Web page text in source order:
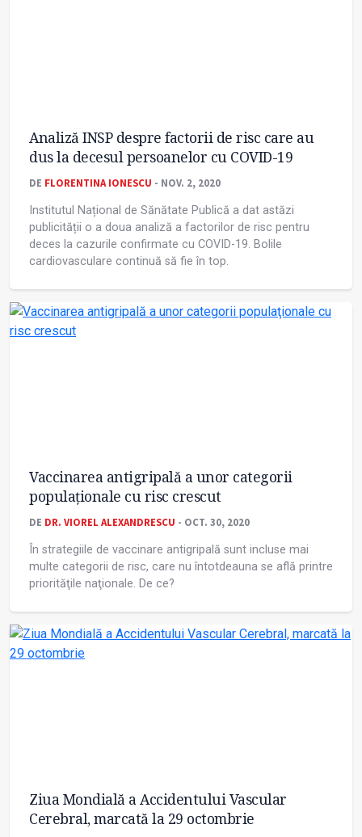
Analiză INSP despre factorii de risc care au
dus la decesul persoanelor cu COVID-19
DE FLORENTINA IONESCU - NOV. 2, 2020
Institutul Național de Sănătate Publică a dat astăzi
publicității o a doua analiză a factorilor de risc pentru
deces la cazurile confirmate cu COVID-19. Bolile
cardiovasculare continuă să fie în top.
Vaccinarea antigripală a unor categorii
populaţionale cu risc crescut
DE DR. VIOREL ALEXANDRESCU - OCT. 30, 2020
În strategiile de vaccinare antigripală sunt incluse mai
multe categorii de risc, care nu întotdeauna se află printre
priorităţile naţionale. De ce?
Ziua Mondială a Accidentului Vascular
Cerebral, marcată la 29 octombrie